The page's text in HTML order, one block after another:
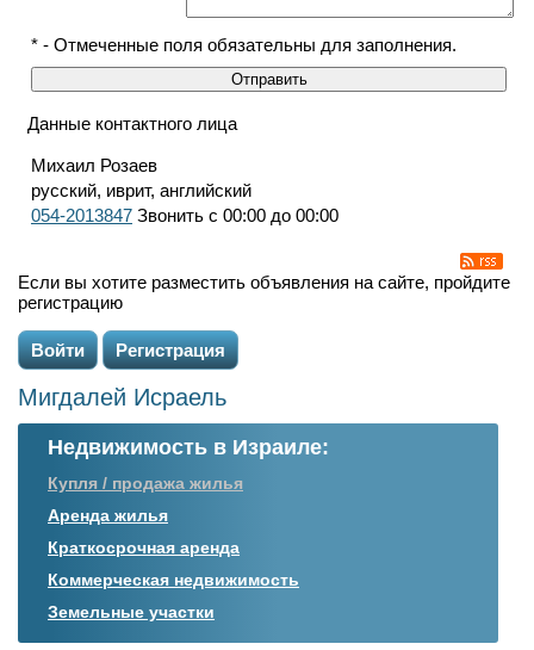
* - Отмеченные поля обязательны для заполнения.
Данные контактного лица
Михаил Розаев
русский, иврит, английский
054-2013847 Звонить с 00:00 до 00:00
Если вы хотите разместить объявления на сайте, пройдите
регистрацию
Войти Регистрация
Мигдалей Исраель
Недвижимость в Израиле:
Купля / продажа жилья
Аренда жилья
Краткосрочная аренда
Коммерческая недвижимость
Земельные участки